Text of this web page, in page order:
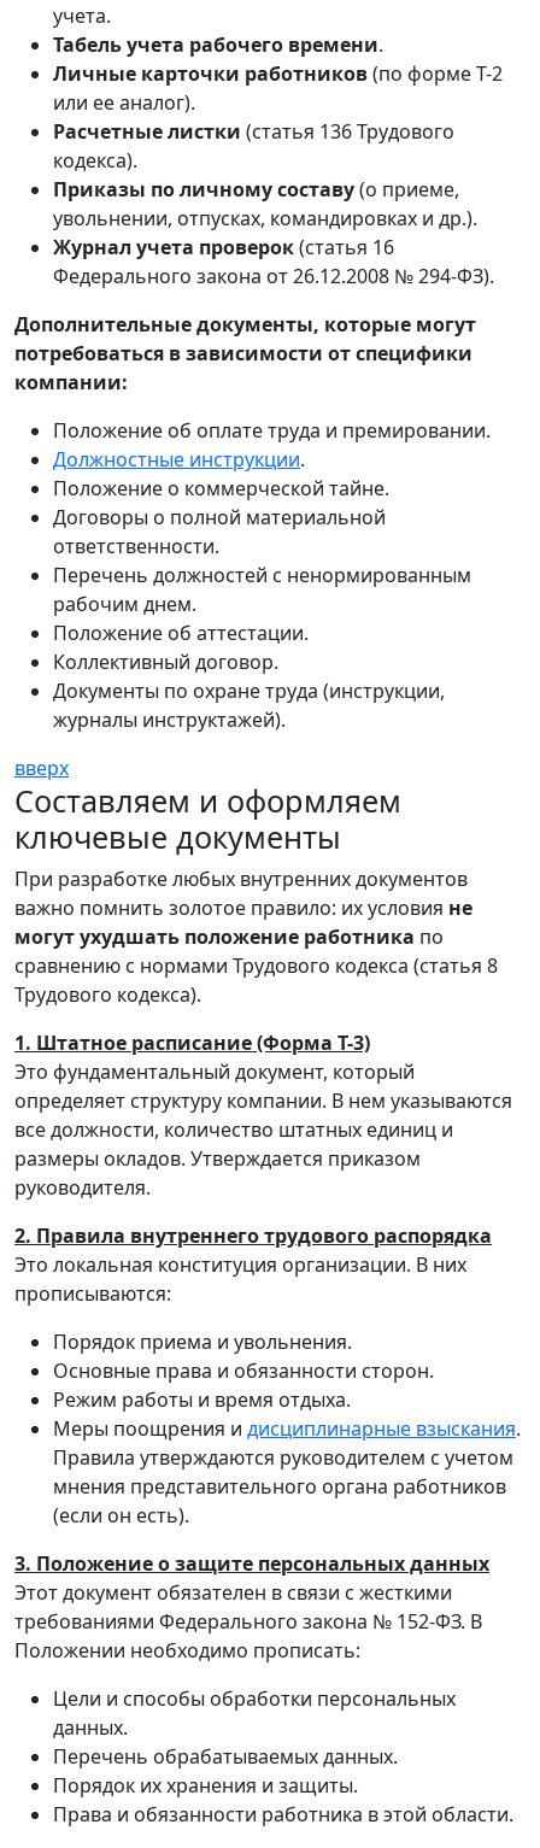
учета.
Табель учета рабочего времени.
Личные карточки работников(по форме Т-2
или ее аналог).
Расчетные листки (статья 136 Трудового
кодекса).
Приказы по личному составу(о приеме,
увольнении, отпусках, командировках и др.).
Журнал учета проверок(статья 16
Федерального закона от 26.12.2008 № 294-ФЗ).
Дополнительные документы, которые могут
потребоваться в зависимости от специфики
компании:
Положение об оплате труда и премировании.
Должностные инструкции.
Положение о коммерческой тайне.
Договоры о полной материальной
ответственности.
Перечень должностей с ненормированным
рабочим днем.
Положение об аттестации.
Коллективный договор.
Документы по охране труда (инструкции,
журналы инструктажей).
вверх
Составляем и оформляем
ключевые документы
При разработке любых внутренних документов
важно помнить золотое правило: их условия не
могут ухудшать положение работника по
сравнению с нормами Трудового кодекса (статья 8
Трудового кодекса).
1. Штатное расписание (Форма Т-3)
Это фундаментальный документ, который
определяет структуру компании. В нем указываются
все должности, количество штатных единиц и
размеры окладов. Утверждается приказом
руководителя.
2. Правила внутреннего трудового распорядка
Это локальная конституция организации. В них
прописываются:
Порядок приема и увольнения.
Основные права и обязанности сторон.
Режим работы и время отдыха.
Меры поощрения и дисциплинарные взыскания.
Правила утверждаются руководителем с учетом
мнения представительного органа работников
(если он есть).
3. Положение о защите персональных данных
Этот документ обязателен в связи с жесткими
требованиями Федерального закона № 152-ФЗ. В
Положении необходимо прописать:
Цели и способы обработки персональных
данных.
Перечень обрабатываемых данных.
Порядок их хранения и защиты.
Права и обязанности работника в этой области.